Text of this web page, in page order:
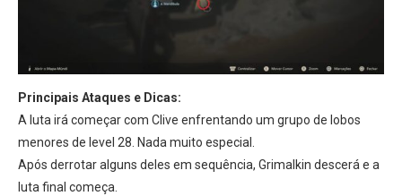
Principais Ataques e Dicas:
A luta irá começar com Clive enfrentando um grupo de lobos
menores de level 28. Nada muito especial.
Após derrotar alguns deles em sequência, Grimalkin descerá e a
luta final começa.